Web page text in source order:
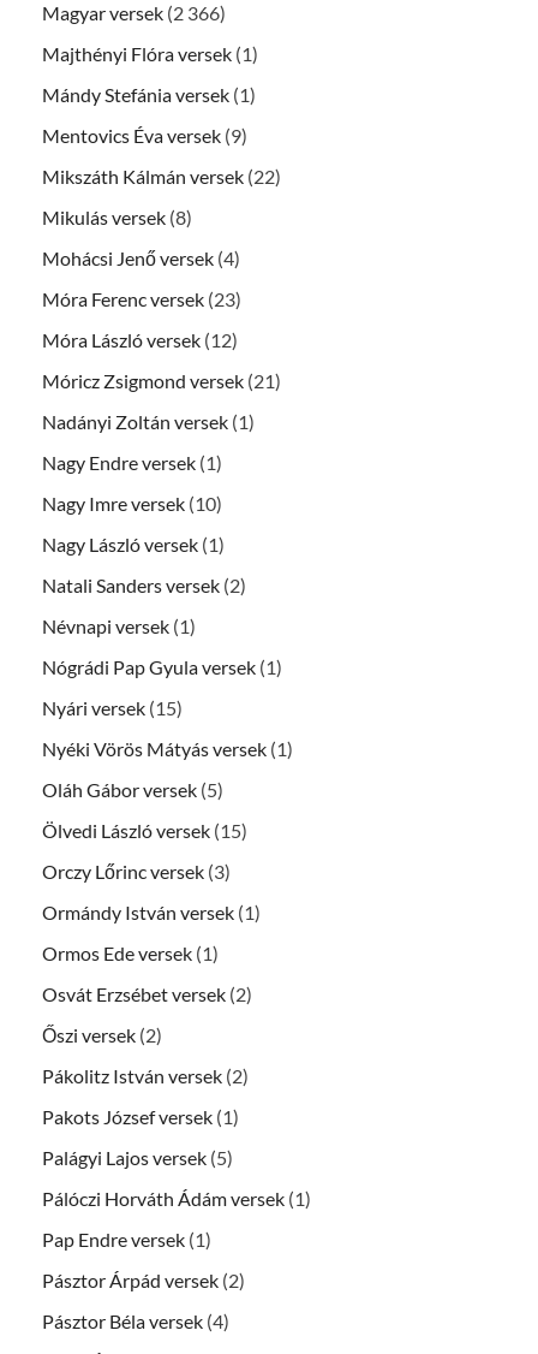
Magyar versek (2 366)
Majthényi Flóra versek (1)
Mándy Stefánia versek (1)
Mentovics Éva versek (9)
Mikszáth Kálmán versek (22)
Mikulás versek (8)
Mohácsi Jenő versek (4)
Móra Ferenc versek (23)
Móra László versek (12)
Móricz Zsigmond versek (21)
Nadányi Zoltán versek (1)
Nagy Endre versek (1)
Nagy Imre versek (10)
Nagy László versek (1)
Natali Sanders versek (2)
Névnapi versek (1)
Nógrádi Pap Gyula versek (1)
Nyári versek (15)
Nyéki Vörös Mátyás versek (1)
Oláh Gábor versek (5)
Ölvedi László versek (15)
Orczy Lőrinc versek (3)
Ormándy István versek (1)
Ormos Ede versek (1)
Osvát Erzsébet versek (2)
Őszi versek (2)
Pákolitz István versek (2)
Pakots József versek (1)
Palágyi Lajos versek (5)
Pálóczi Horváth Ádám versek (1)
Pap Endre versek (1)
Pásztor Árpád versek (2)
Pásztor Béla versek (4)